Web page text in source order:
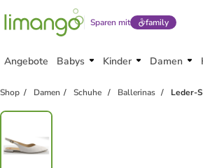
Sparen mit family
Angebote Babys Kinder Damen
Shop Damen Schuhe Ballerinas Leder-